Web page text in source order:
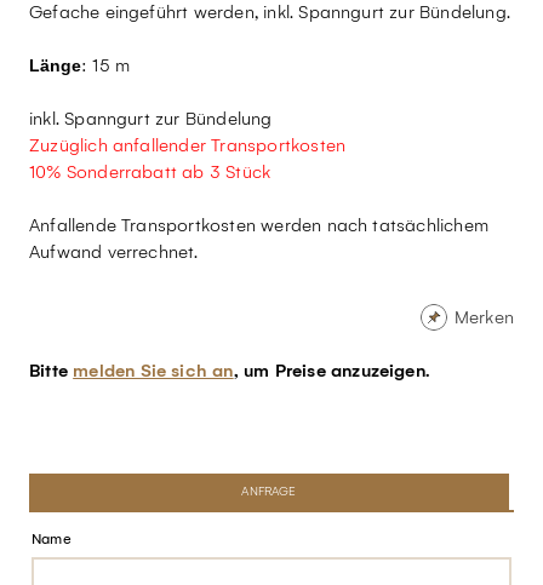
Gefache eingeführt werden, inkl. Spanngurt zur Bündelung.
Länge: 15 m
inkl. Spanngurt zur Bündelung
Zuzüglich anfallender Transportkosten
10% Sonderrabatt ab 3 Stück
Anfallende Transportkosten werden nach tatsächlichem
Aufwand verrechnet.
Merken
Bitte melden Sie sich an, um Preise anzuzeigen.
ANFRAGE
Name